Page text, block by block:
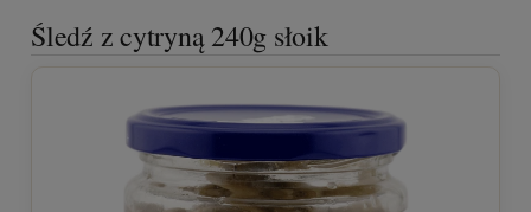
Śledź z cytryną 240g słoik